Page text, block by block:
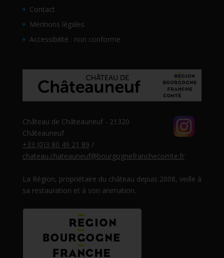
Contact
Mentions légales
Accessibilité : non conforme
Château de Châteauneuf - 21320
Châteauneuf
+33 (0)3 80 49 21 89 /
chateau.chateauneuf@bourgognefranchecomte.fr
La Région, propriétaire du château depuis 2008, veille à
sa restauration et à son animation.